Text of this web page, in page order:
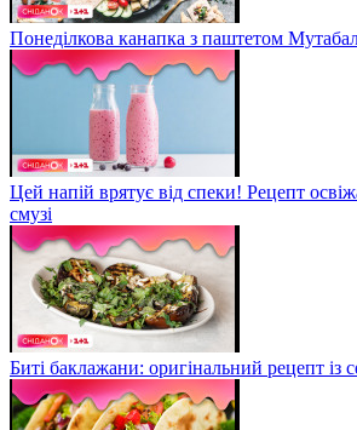
Понеділкова канапка з паштетом
Цей напій врятує від спеки! Рецепт
смузі
Биті баклажани: оригінальний рецепт із